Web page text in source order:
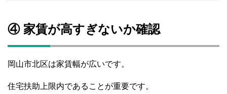
④ 家賃が高すぎないか確認
岡山市北区は家賃幅が広いです。
住宅扶助上限内であることが重要です。